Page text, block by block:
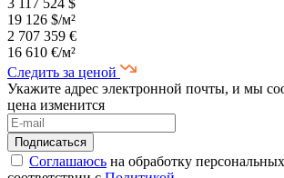
19 126 $/м²
2 707 359 €
16 610 €/м²
Следить за ценой
Укажите адрес электронной почты, и мы
цена изменится
Соглашаюсь на обработку